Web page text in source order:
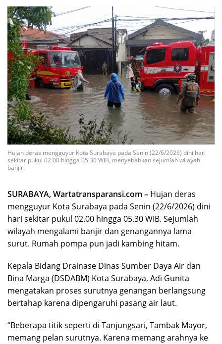
Hujan deras mengguyur Kota Surabaya pada Senin (22/6/2026) dini hari
sekitar pukul 02.00 hingga 05.30 WIB, menyebabkan sejumlah wilayah
banjir.
SURABAYA, Wartatransparansi.com – Hujan deras
mengguyur Kota Surabaya pada Senin (22/6/2026) dini
hari sekitar pukul 02.00 hingga 05.30 WIB. Sejumlah
wilayah mengalami banjir dan genangannya lama
surut. Rumah pompa pun jadi kambing hitam.
Kepala Bidang Drainase Dinas Sumber Daya Air dan
Bina Marga (DSDABM) Kota Surabaya, Adi Gunita
mengatakan proses surutnya genangan berlangsung
bertahap karena dipengaruhi pasang air laut.
“Beberapa titik seperti di Tanjungsari, Tambak Mayor,
memang pelan surutnya. Karena memang arahnya ke